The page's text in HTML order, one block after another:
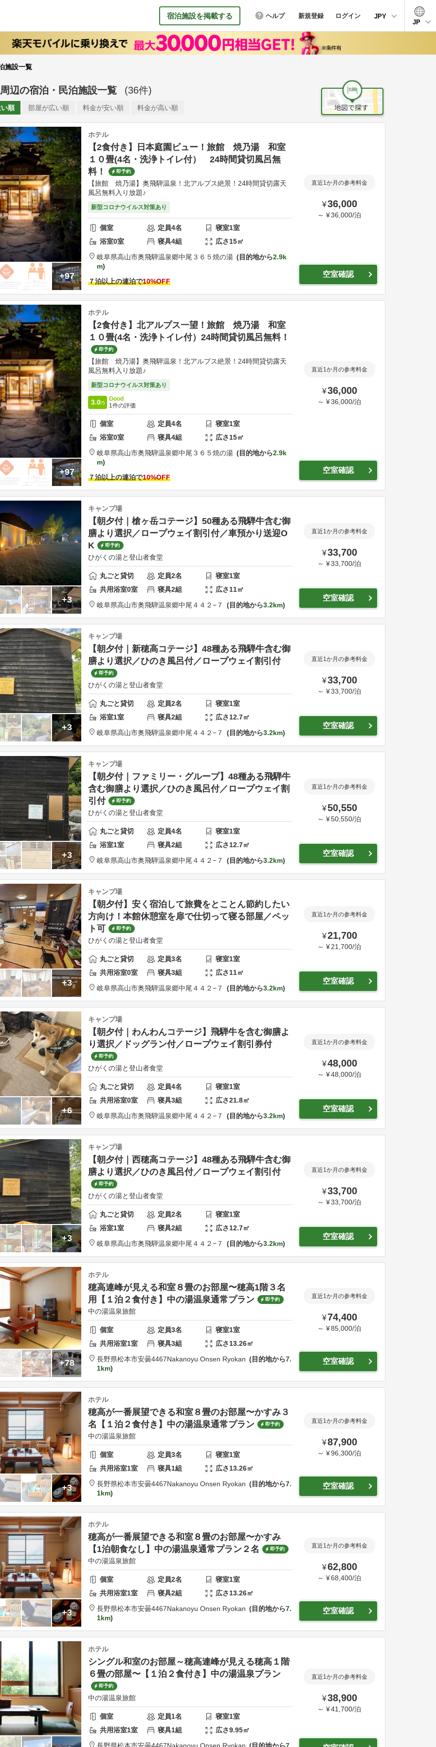
宿泊施設を掲載する ヘルプ 新規登録 ログイン
JPY
JP
施設一覧
辺の宿泊・民泊施設一覧 (36件)
順 部屋が広い順 料金が安い順 料金が高い順
+97
ホテル
【2食付き】日本庭園ビュー！旅館 焼乃湯 和室
１０畳(4名・洗浄トイレ付） 24時間貸切風呂無
料！
即予約
【旅館 焼乃湯】奥飛騨温泉！北アルプス絶景！24時間貸切露天
風呂無料入り放題♪
新型コロナウイルス対策あり
個室 定員4名 寝室1室
浴室0室 寝具4組 広さ15㎡
岐阜県高山市奥飛騨温泉郷中尾３６５焼の湯 目的地から2.9k
m
７泊以上の連泊で10%OFF
直近1か月の参考料金
¥36,000
～ ¥36,000/泊
空室確認
+97
ホテル
【2食付き】北アルプス一望！旅館 焼乃湯 和室
１０畳(4名・洗浄トイレ付）24時間貸切風呂無料！
即予約
【旅館 焼乃湯】奥飛騨温泉！北アルプス絶景！24時間貸切露天
風呂無料入り放題♪
新型コロナウイルス対策あり
3.0/5
Good
1 件の評価
個室 定員4名 寝室1室
浴室0室 寝具4組 広さ15㎡
岐阜県高山市奥飛騨温泉郷中尾３６５焼の湯 目的地から2.9k
m
７泊以上の連泊で10%OFF
直近1か月の参考料金
¥36,000
～ ¥36,000/泊
空室確認
+3
キャンプ場
【朝夕付｜槍ヶ岳コテージ】50種ある飛騨牛含む御
膳より選択／ロープウェイ割引付／車預かり送迎O
K
即予約
ひがくの湯と登山者食堂
丸ごと貸切 定員2名 寝室1室
共用浴室0室 寝具2組 広さ11㎡
岐阜県高山市奥飛騨温泉郷中尾４４２−７ 目的地から3.2km
直近1か月の参考料金
¥33,700
～ ¥33,700/泊
空室確認
+3
キャンプ場
【朝夕付｜新穂高コテージ】48種ある飛騨牛含む御
膳より選択／ひのき風呂付／ロープウェイ割引付
即予約
ひがくの湯と登山者食堂
丸ごと貸切 定員2名 寝室1室
浴室1室 寝具2組 広さ12.7㎡
岐阜県高山市奥飛騨温泉郷中尾４４２−７ 目的地から3.2km
直近1か月の参考料金
¥33,700
～ ¥33,700/泊
空室確認
+3
キャンプ場
【朝夕付｜ファミリー・グループ】48種ある飛騨牛
含む御膳より選択／ひのき風呂付／ロープウェイ割
引付
即予約
ひがくの湯と登山者食堂
丸ごと貸切 定員4名 寝室1室
浴室1室 寝具2組 広さ12.7㎡
岐阜県高山市奥飛騨温泉郷中尾４４２−７ 目的地から3.2km
直近1か月の参考料金
¥50,550
～ ¥50,550/泊
空室確認
+3
キャンプ場
【朝夕付】安く宿泊して旅費をとことん節約したい
方向け！本館休憩室を扉で仕切って寝る部屋／ペッ
ト可
即予約
ひがくの湯と登山者食堂
丸ごと貸切 定員3名 寝室1室
共用浴室0室 寝具3組 広さ11㎡
岐阜県高山市奥飛騨温泉郷中尾４４２−７ 目的地から3.2km
直近1か月の参考料金
¥21,700
～ ¥ 21,700/泊
空室確認
+6
キャンプ場
【朝夕付｜わんわんコテージ】飛騨牛を含む御膳よ
り選択／ドッグラン付／ロープウェイ割引券付
即予約
ひがくの湯と登山者食堂
丸ごと貸切 定員4名 寝室1室
共用浴室0室 寝具3組 広さ21.8㎡
岐阜県高山市奥飛騨温泉郷中尾４４２−７ 目的地から3.2km
直近1か月の参考料金
¥48,000
～ ¥48,000/泊
空室確認
+3
キャンプ場
【朝夕付｜西穂高コテージ】48種ある飛騨牛含む御
膳より選択／ひのき風呂付／ロープウェイ割引付
即予約
ひがくの湯と登山者食堂
丸ごと貸切 定員2名 寝室1室
浴室1室 寝具2組 広さ12.7㎡
岐阜県高山市奥飛騨温泉郷中尾４４２−７ 目的地から3.2km
直近1か月の参考料金
¥33,700
～ ¥33,700/泊
空室確認
+78
ホテル
穂高連峰が見える和室８畳のお部屋〜穂高1階３名
用【１泊２食付き】中の湯温泉通常プラン
即予約
中の湯温泉旅館
個室 定員3名 寝室1室
共用浴室1室 寝具3組 広さ13.26㎡
長野県松本市安曇4467Nakanoyu Onsen Ryokan 目的地から7.
1km
直近1か月の参考料金
¥74,400
～ ¥85,000/泊
空室確認
+3
ホテル
穂高が一番展望できる和室８畳のお部屋〜かすみ３
名【１泊２食付き】中の湯温泉通常プラン
即予約
中の湯温泉旅館
個室 定員3名 寝室1室
共用浴室1室 寝具1組 広さ13.26㎡
長野県松本市安曇4467Nakanoyu Onsen Ryokan 目的地から7.
1km
直近1か月の参考料金
¥87,900
～ ¥96,300/泊
空室確認
+3
ホテル
穂高が一番展望できる和室８畳のお部屋〜かすみ
【1泊朝食なし】中の湯温泉通常プラン２名
即予約
中の湯温泉旅館
個室 定員2名 寝室1室
共用浴室1室 寝具2組 広さ13.26㎡
長野県松本市安曇4467Nakanoyu Onsen Ryokan 目的地から7.
1km
直近1か月の参考料金
¥62,800
～ ¥68,400/泊
空室確認
ホテル
シングル和室のお部屋～穂高連峰が見える穂高１階
６畳の部屋〜【１泊２食付き】中の湯温泉プラン
即予約
中の湯温泉旅館
個室 定員1名 寝室1室
共用浴室1室 寝具1組 広さ9.95㎡
長野県松本市安曇4467Nakanoyu Onsen Ryokan 目的地から7.
直近1か月の参考料金
¥38,900
～ ¥41,700/泊